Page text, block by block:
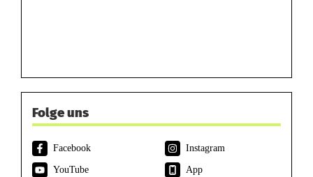
Folge uns
Facebook
Instagram
YouTube
App